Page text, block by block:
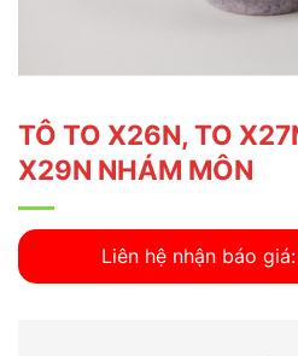
TÔ TO X26N, TO
X29N NHÁM MÔN
Liên hệ nhận báo giá: